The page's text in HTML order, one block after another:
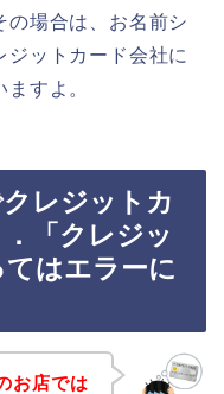
の場合は、お名前シ
ジットカード会社に
すよ。
レジットカ
「クレジッ
てはエラーに
お店では